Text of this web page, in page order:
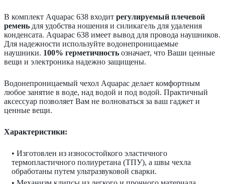
В комплект Aquapac 638 входит регулируемый плечевой
ремень для удобства ношения и силикагель для удаления
конденсата. Aquapac 638 имеет вывод для провода наушников.
Для надежности используйте водонепроницаемые
наушники. 100% герметичность означает, что Ваши ценные
вещи и электроника надежно защищены.
Водонепроницаемый чехол Aquapac делает комфортным
любое занятие в воде, над водой и под водой. Практичный
аксессуар позволяет Вам не волноваться за ваш гаджет и
ценные вещи.
Характеристики:
• Изготовлен из износостойкого эластичного
термопластичного полиуретана (ТПУ), а швы чехла
обработаны путем ультразвуковой сварки.